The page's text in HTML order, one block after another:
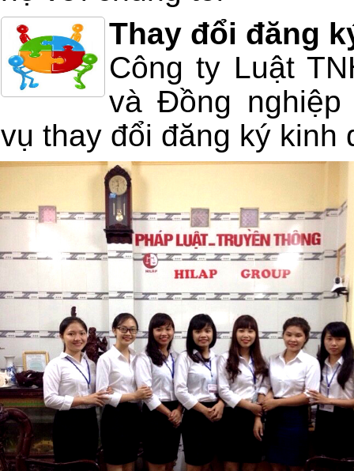
Thay đổi đăng
Công ty Luật
và Đồng nghiệp
vụ thay đổi đăng ký kinh